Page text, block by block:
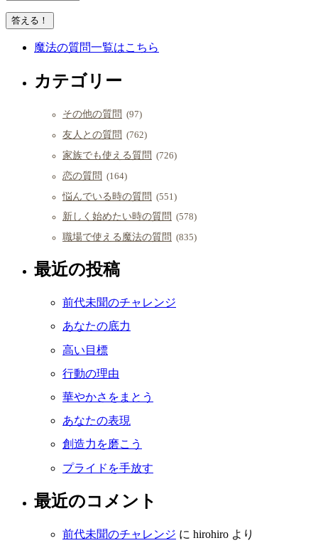
魔法の質問一覧はこちら
カテゴリー
その他の質問 (97)
友人との質問 (762)
家族でも使える質問 (726)
恋の質問 (164)
悩んでいる時の質問 (551)
新しく始めたい時の質問 (578)
職場で使える魔法の質問 (835)
最近の投稿
前代未聞のチャレンジ
あなたの底力
高い目標
行動の理由
華やかさをまとう
あなたの表現
創造力を磨こう
プライドを手放す
最近のコメント
前代未聞のチャレンジ に hirohiro より